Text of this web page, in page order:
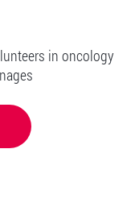
in oncology